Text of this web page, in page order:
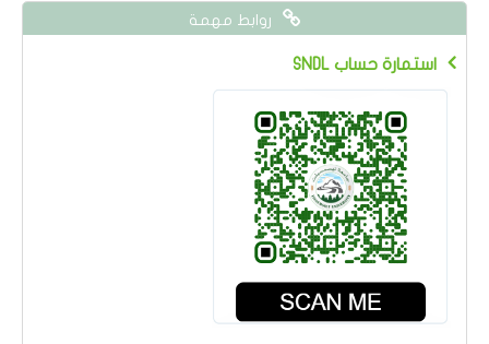
روابط مهمة
SNDL استمارة حساب